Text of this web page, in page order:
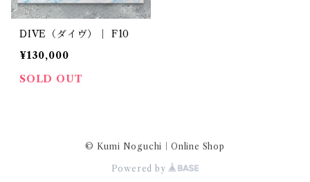
DIVE（ダイヴ）｜ F10
¥130,000
SOLD OUT
© Kumi Noguchi｜Online Shop
Powered by